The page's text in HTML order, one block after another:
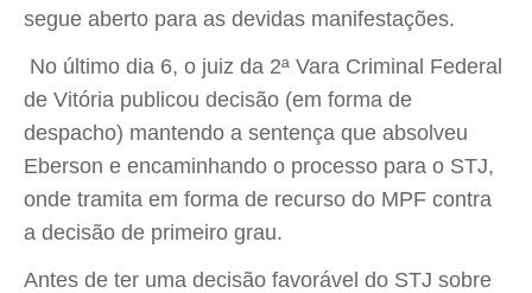
segue aberto para as devidas manifestações.
No último dia 6, o juiz da 2ª Vara Criminal Federal
de Vitória publicou decisão (em forma de
despacho) mantendo a sentença que absolveu
Eberson e encaminhando o processo para o STJ,
onde tramita em forma de recurso do MPF contra
a decisão de primeiro grau.
Antes de ter uma decisão favorável do STJ sobre